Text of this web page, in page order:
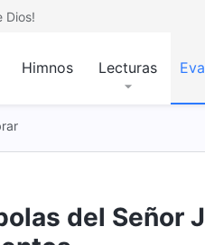
Dios!
Himnos Lecturas
del Señor